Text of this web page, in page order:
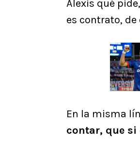
Alexis qué
es contrato, de
En la misma
contar, que si